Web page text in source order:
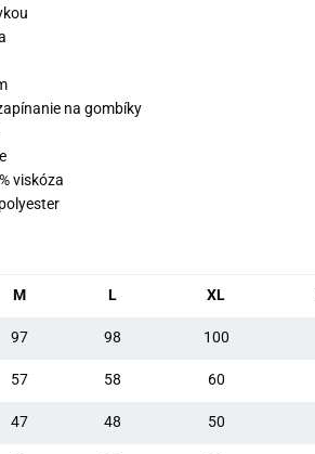
na gombíky
viskóza
M L XL
97 98 100
57 58 60
47 48 50